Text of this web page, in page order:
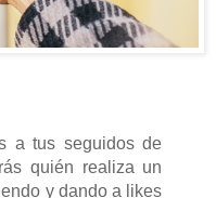
a tus seguidos de
quién realiza un
y dando a likes